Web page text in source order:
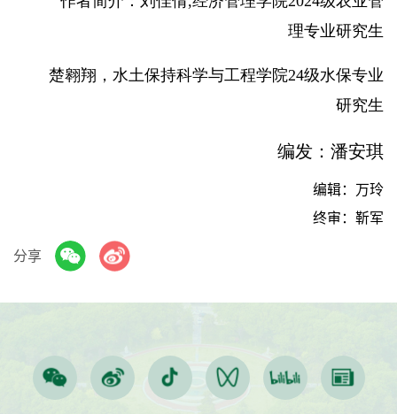
理专业研究生
楚翱翔，水土保持科学与工程学院24级水保专业
研究生
编发：潘安琪
编辑：万玲
终审：靳军
分享